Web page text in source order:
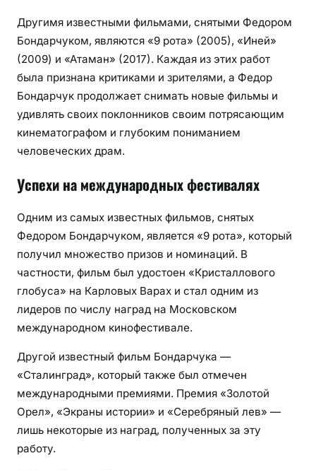
Другимя известными фильмами, снятыми Федором
Бондарчуком, являются «9 рота» (2005), «Иней»
(2009) и «Атаман» (2017). Каждая из этих работ
была признана критиками и зрителями, а Федор
Бондарчук продолжает снимать новые фильмы и
удивлять своих поклонников своим потрясающим
кинематографом и глубоким пониманием
человеческих драм.
Успехи на международных фестивалях
Одним из самых известных фильмов, снятых
Федором Бондарчуком, является «9 рота», который
получил множество призов и номинаций. В
частности, фильм был удостоен «Кристаллового
глобуса» на Карловых Варах и стал одним из
лидеров по числу наград на Московском
международном кинофестивале.
Другой известный фильм Бондарчука —
«Сталинград», который также был отмечен
международными премиями. Премия «Золотой
Орел», «Экраны истории» и «Серебряный лев» —
лишь некоторые из наград, полученных за эту
работу.